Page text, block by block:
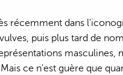
récemment dans
puis plus tard de
ce n'est guère que